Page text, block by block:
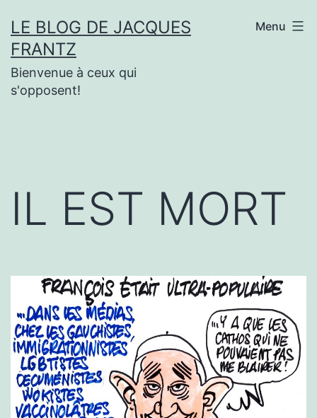
au
contenu
LE BLOG DE JACQUES
FRANTZ
Bienvenue à ceux qui
s'opposent!
Menu
IL EST MORT